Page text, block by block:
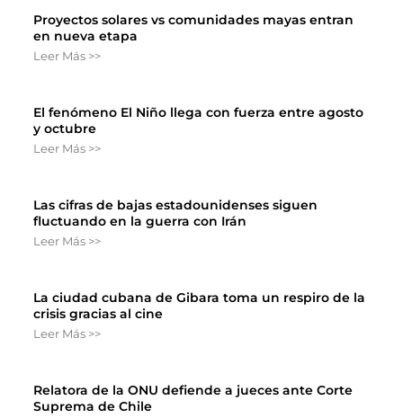
Proyectos solares vs comunidades mayas entran
en nueva etapa
Leer Más >>
El fenómeno El Niño llega con fuerza entre agosto
y octubre
Leer Más >>
Las cifras de bajas estadounidenses siguen
fluctuando en la guerra con Irán
Leer Más >>
La ciudad cubana de Gibara toma un respiro de la
crisis gracias al cine
Leer Más >>
Relatora de la ONU defiende a jueces ante Corte
Suprema de Chile